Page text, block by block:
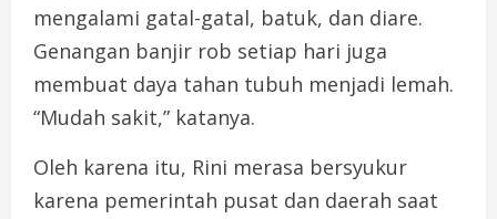
mengalami gatal-gatal, batuk, dan diare.
Genangan banjir rob setiap hari juga
membuat daya tahan tubuh menjadi lemah.
“Mudah sakit,” katanya.
Oleh karena itu, Rini merasa bersyukur
karena pemerintah pusat dan daerah saat